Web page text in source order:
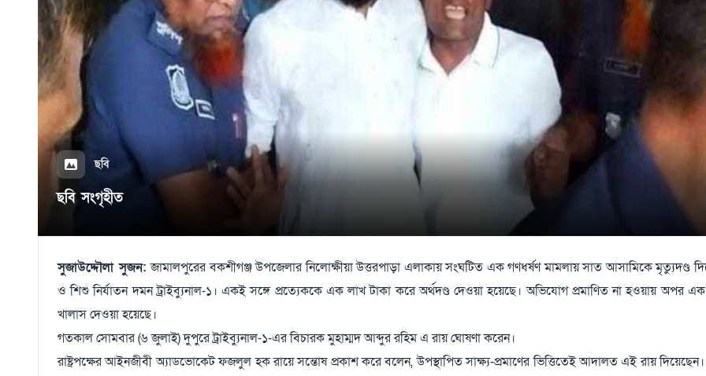
ছবি
ছবি সংগৃহীত
সুজাউদ্দৌলা সুজন:জামালপুরের বকশীগঞ্জ উপজেলার নিলোক্ষীয়া উত্তরপাড়া এলাকায় সংঘটিত এক গণধর্ষণ মামলায় সাত আসামিকে মৃত্যুদণ্ড
ও শিশু নির্যাতন দমন ট্রাইব্যুনাল-১। একই সঙ্গে প্রত্যেককে এক লাখ টাকা করে অর্থদণ্ড দেওয়া হয়েছে। অভিযোগ প্রমাণিত না হওয়ায় অপর
খালাস দেওয়া হয়েছে।
গতকাল সোমবার (৬ জুলাই) দুপুরে ট্রাইব্যুনাল-১-এর বিচারক মুহাম্মদ আব্দুর রহিম এ রায় ঘোষণা করেন।
রাষ্ট্রপক্ষের আইনজীবী অ্যাডভোকেট ফজলুল হক রায়ে সন্তোষ প্রকাশ করে বলেন, উপস্থাপিত সাক্ষ্য-প্রমাণের ভিত্তিতেই আদালত এই রায়